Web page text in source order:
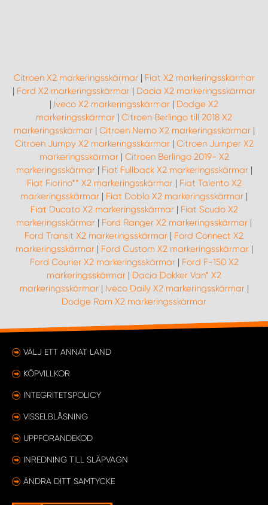
Citroen X2 markeringsskärmar| Fiat X2 markeringsskärmar
| Ford X2 markeringsskärmar | Dacia X2 markeringsskärmar
| Iveco X2 markeringsskärmar | Dodge X2
markeringsskärmar | Citroen Berlingo till 2018 X2
markeringsskärmar| Citroen Nemo X2 markeringsskärmar|
Citroen Jumpy X2 markeringsskärmar| Citroen Jumper X2
markeringsskärmar| Citroen Berlingo 2019- X2
markeringsskärmar| Fiat Fullback X2 markeringsskärmar|
Fiat Fiorino** X2 markeringsskärmar| Fiat Talento X2
markeringsskärmar | Fiat Doblo X2 markeringsskärmar |
Fiat Ducato X2 markeringsskärmar| Fiat Scudo X2
markeringsskärmar | Ford Ranger X2 markeringsskärmar |
Ford Transit X2 markeringsskärmar | Ford Connect X2
markeringsskärmar| Ford Custom X2 markeringsskärmar|
Ford Courier X2 markeringsskärmar| Ford F-150 X2
markeringsskärmar | Dacia Dokker Van* X2
markeringsskärmar| Iveco Daily X2 markeringsskärmar|
Dodge Ram X2 markeringsskärmar
VÄLJ ETT ANNAT LAND
KÖPVILLKOR
INTEGRITETSPOLICY
VISSELBLÅSNING
UPPFÖRANDEKOD
INREDNING TILL SLÄPVAGN
ÄNDRA DITT SAMTYCKE